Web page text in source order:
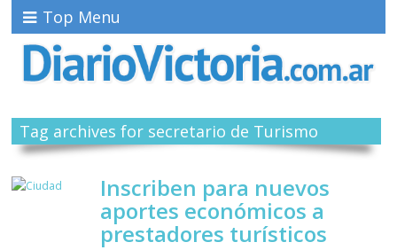
Top Menu
Tag archives for secretario de Turismo
Inscriben para nuevos
aportes económicos a
prestadores turísticos